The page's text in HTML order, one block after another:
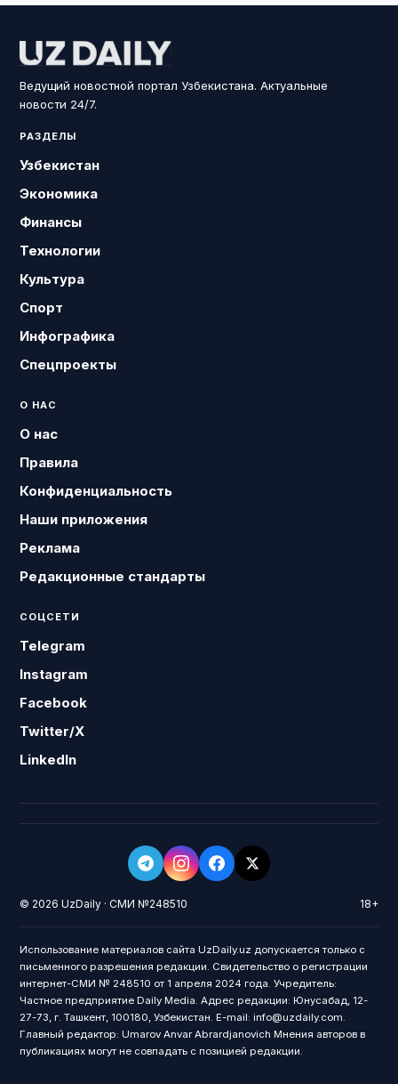
Ведущий новостной портал Узбекистана. Актуальные
новости 24/7.
РАЗДЕЛЫ
Узбекистан
Экономика
Финансы
Технологии
Культура
Спорт
Инфографика
Спецпроекты
О НАС
О нас
Правила
Конфиденциальность
Наши приложения
Реклама
Редакционные стандарты
СОЦСЕТИ
Telegram
Instagram
Facebook
Twitter/X
LinkedIn
© 2026 UzDaily · СМИ №248510 18+
Использование материалов сайта UzDaily.uz допускается только с
письменного разрешения редакции. Свидетельство о регистрации
интернет-СМИ № 248510 от 1 апреля 2024 года. Учредитель:
Частное предприятие Daily Media. Адрес редакции: Юнусабад, 12-
27-73, г. Ташкент, 100180, Узбекистан. E-mail: info@uzdaily.com.
Главный редактор: Umarov Anvar Abrardjanovich Мнения авторов в
публикациях могут не совпадать с позицией редакции.